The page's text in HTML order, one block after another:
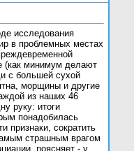
исследования
в проблемных местах
(как минимум делают
с большей сухой
морщины и другие
из наших 46
руку: итоги
понадобилась
признаки, сократить
страшным врагом
поясняет - у